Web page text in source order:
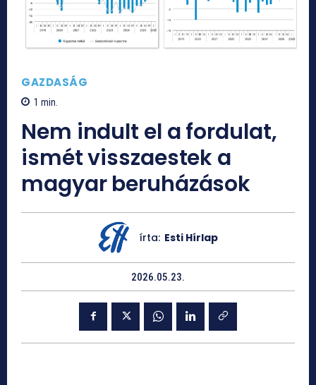
GAZDASÁG
1 min.
Nem indult el a fordulat,
ismét visszaestek a
magyar beruházások
írta: Esti Hírlap
2026.05.23.